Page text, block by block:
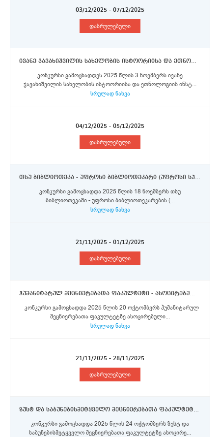
03/12/2025 - 07/12/2025
დასრულებული
ივანე ჯავახიშვილის სახელობის ისტოორიისა და ეთნოლოგიის ინსტიტუტი - უფროსი მეცნიერი თანამშრომელი (0.5 საშტატო ერთეული)
კონკურსი გამოცხადდეს 2025 წლის 3 ნოემბერს ივანე
ჯავახიშვილის სახელობის ისტოორიისა და ეთნოლოგიის ინსტ...
სრულად ნახვა
04/12/2025 - 05/12/2025
დასრულებული
თსუ ბიბლიოთეკა - უფროსი ბიბლიოთეკარი (უფროსი სპეციალისტი) - 8 ვაკანსია;
კონკურსი გამოცხადდა 2025 წლის 18 ნოემბერს თსუ
ბიბლიოთეკაში - უფროსი ბიბლიოთეკარების (...
სრულად ნახვა
21/11/2025 - 01/12/2025
დასრულებული
ჰუმანიტარულ მეცნიერებათა ფაკულტეტი - ასოცირებული პროფესორები
მეცნიერებათა ფაკულტეტზე ასოცირებული...
სრულად ნახვა
21/11/2025 - 28/11/2025
დასრულებული
ზუსტ და საბუნებისმეტყველო მეცნიერებათა ფაკულტეტი - ასოცირებული პროფესორი (ორი საშტატო ერთეული).
კონკურსი გამოცხადდა 2025 წლის 24 ოქტომბერს ზუსტ და
საბუნებისმეტყველო მეცნიერებათა ფაკულტეტზე ასოცირე...